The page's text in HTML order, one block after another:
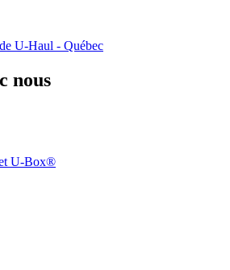
U-Haul - Québec
nous
U-Box®